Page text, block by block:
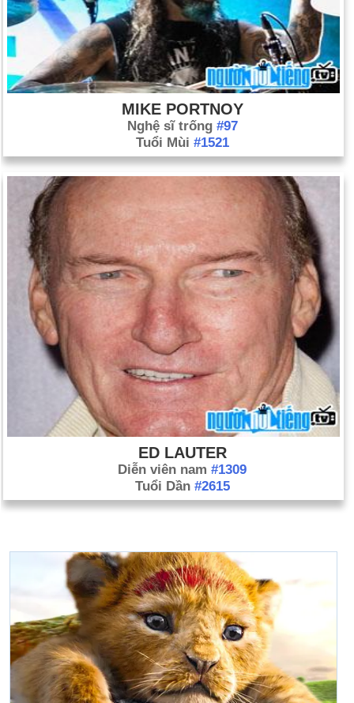
MIKE PORTNOY
Nghệ sĩ trống #97
Tuổi Mùi #1521
ED LAUTER
Diễn viên nam #1309
Tuổi Dần #2615